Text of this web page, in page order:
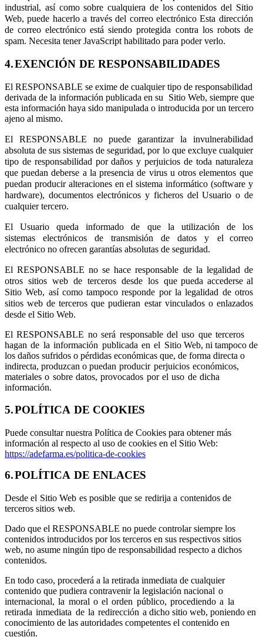
industrial, así como sobre cualquiera de los contenidos del Sitio
Web, puede hacerlo a través del correo electrónicoEsta dirección
de correo electrónico está siendo protegida contra los robots de
spam. Necesita tener JavaScript habilitado para poder verlo.
4.EXENCIÓN DE RESPONSABILIDADES
El RESPONSABLE se exime de cualquier tipo de responsabilidad
derivada de la información publicada en su
Sitio Web, siempre que
esta información haya sido manipulada o introducida por un tercero
ajeno al mismo.
El RESPONSABLE no puede garantizar la invulnerabilidad
absoluta de sus sistemas de seguridad, por lo que excluye cualquier
tipo de responsabilidad por daños y perjuicios de toda naturaleza
que puedan deberse a la presencia de virus u otros elementos que
puedan producir alteraciones en el sistema informático (software y
hardware), documentos electrónicos y ficheros del Usuario o de
cualquier tercero.
El Usuario queda informado de que la utilización de
los
sistemas
electrónicos de transmisión de datos y
el correo
electrónico no ofrecen garantías absolutas de seguridad.
El RESPONSABLE no se hace responsable de la legalidad de
otros sitios web de terceros desde los que pueda accederse al
Sitio Web, así como tampoco responde por la legalidad de otros
sitios web de terceros que pudieran estar vinculados o enlazados
desde el Sitio Web.
El RESPONSABLE no será responsable del uso que terceros
hagan de la información publicada en el Sitio Web, ni tampoco de
los daños sufridos o pérdidas económicas que, de forma directa o
indirecta, produzcan o puedan producir perjuicios económicos,
materiales o sobre datos, provocados por el uso de dicha
información.
5.POLÍTICA DE COOKIES
Puede consultar nuestra Política de Cookies para obtener más
información al respecto al uso de cookies en el Sitio Web:
https://adefarma.es/politica-de-cookies
6.POLÍTICA DE ENLACES
Desde el Sitio Web es posible que se redirija a contenidos de
terceros sitios web.
Dado que el RESPONSABLE no puede controlar siempre los
contenidos introducidos por los terceros en sus respectivos sitios
web, no asume ningún tipo de responsabilidad respecto a dichos
contenidos.
En todo caso, procederá a la retirada inmediata de cualquier
contenido que pudiera contravenir la legislación nacional o
internacional, la moral o el orden público, procediendo a la
retirada inmediata de la redirección a dicho sitio web, poniendo en
conocimiento de las autoridades competentes el contenido en
cuestión.